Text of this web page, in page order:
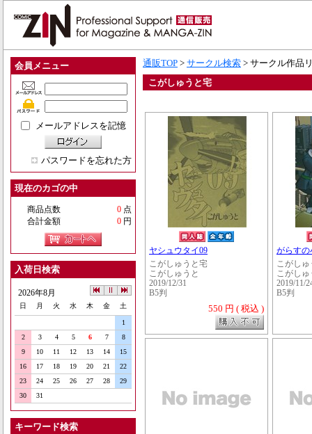
会員メニュー
メールアドレスを記憶
パスワードを忘れた方
現在のカゴの中
商品点数 0 点
合計金額
0 円
入荷日検索
2026年8月
日 月 火 水 木 金 土
1
2
3 4 5 6 7
8
9
10 11 12 13 14
15
16
17 18 19 20 21
22
23
24 25 26 27 28
29
30
31
キーワード検索
通販TOP > サークル検索 > サークル作品
こがしゅうと宅
ヤシュウタイ09
こがしゅうと宅
こがしゅうと
2019/12/31
B5判
550 円 ( 税込 )
がらすの
こがしゅ
こがしゅ
2019/11/
B5判